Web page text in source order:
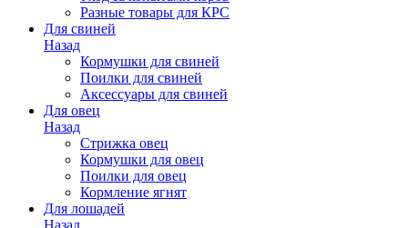
Разные товары для КРС
Для свиней
Назад
Кормушки для свиней
Поилки для свиней
Аксессуары для свиней
Для овец
Назад
Стрижка овец
Кормушки для овец
Поилки для овец
Кормление ягнят
Для лошадей
Назад